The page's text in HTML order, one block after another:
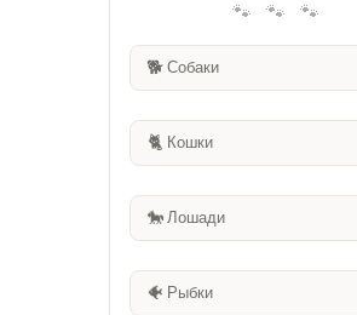
🐾 🐾 🐾
🐕 Собаки
🐈 Кошки
🐎 Лошади
🐠 Рыбки